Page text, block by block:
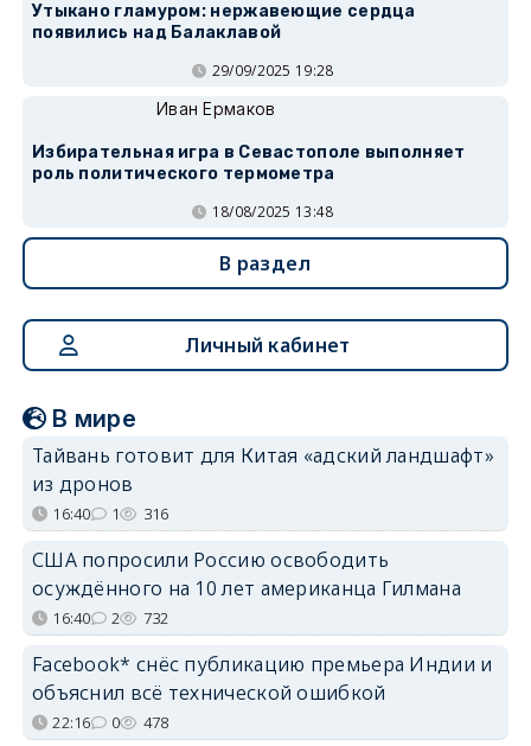
Утыкано гламуром: нержавеющие сердца
появились над Балаклавой
29/09/2025 19:28
Иван Ермаков
Избирательная игра в Севастополе выполняет
роль политического термометра
18/08/2025 13:48
В раздел
Личный кабинет
В мире
Тайвань готовит для Китая «адский ландшафт»
из дронов
16:40 1 316
США попросили Россию освободить
осуждённого на 10 лет американца Гилмана
16:40 2 732
Facebook* снёс публикацию премьера Индии и
объяснил всё технической ошибкой
22:16 0 478